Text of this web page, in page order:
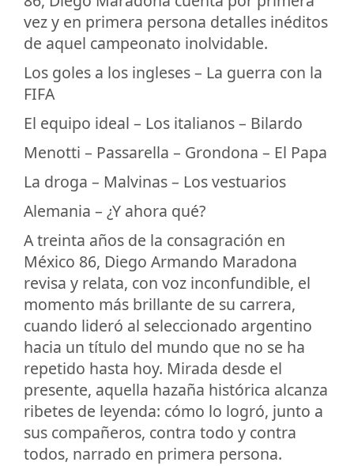
vez y en primera persona detalles inéditos
de aquel campeonato inolvidable.
Los goles a los ingleses – La guerra con la
FIFA
El equipo ideal – Los italianos – Bilardo
Menotti – Passarella – Grondona – El Papa
La droga – Malvinas – Los vestuarios
Alemania – ¿Y ahora qué?
A treinta años de la consagración en
México 86, Diego Armando Maradona
revisa y relata, con voz inconfundible, el
momento más brillante de su carrera,
cuando lideró al seleccionado argentino
hacia un título del mundo que no se ha
repetido hasta hoy. Mirada desde el
presente, aquella hazaña histórica alcanza
ribetes de leyenda: cómo lo logró, junto a
sus compañeros, contra todo y contra
todos, narrado en primera persona.